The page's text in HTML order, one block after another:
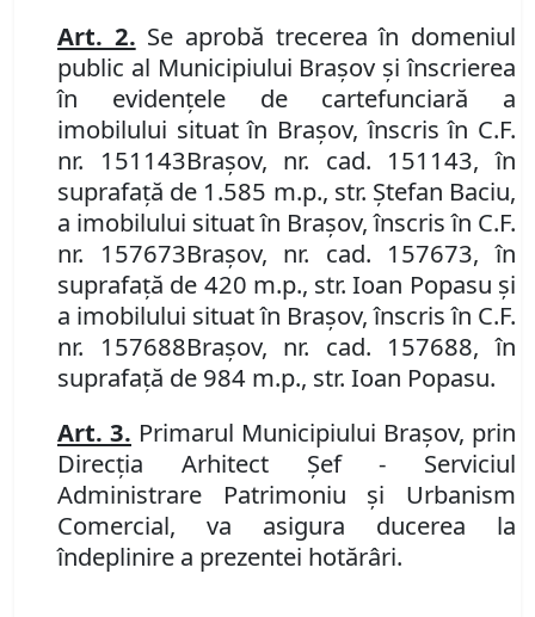
Art. 2. Se aprobă trecerea în domeniul
public al Municipiului Braşov şi înscrierea
în evidenţele de cartefunciară a
imobilului situat în Braşov, înscris în C.F.
nr. 151143Brașov, nr. cad. 151143, în
suprafață de 1.585 m.p., str. Ștefan Baciu,
a imobilului situat în Braşov, înscris în C.F.
nr. 157673Brașov, nr. cad. 157673, în
suprafață de 420 m.p., str. Ioan Popasu și
a imobilului situat în Braşov, înscris în C.F.
nr. 157688Brașov, nr. cad. 157688, în
suprafață de 984 m.p., str. Ioan Popasu.
Art. 3. Primarul Municipiului Braşov, prin
Direcţia Arhitect Şef - Serviciul
Administrare Patrimoniu şi Urbanism
Comercial, va asigura ducerea la
îndeplinire a prezentei hotărâri.